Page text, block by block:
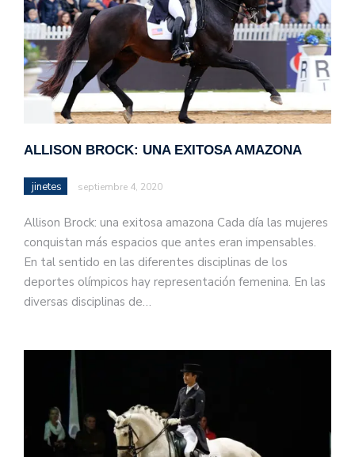
ALLISON BROCK: UNA EXITOSA AMAZONA
jinetes septiembre 4, 2020
Allison Brock: una exitosa amazona Cada día las mujeres
conquistan más espacios que antes eran impensables.
En tal sentido en las diferentes disciplinas de los
deportes olímpicos hay representación femenina. En las
diversas disciplinas de…